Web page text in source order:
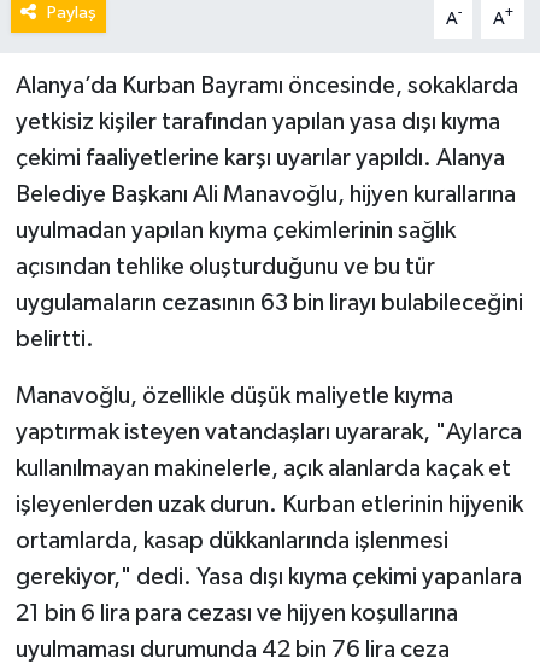
Paylaş A- A+
Alanya’da Kurban Bayramı öncesinde, sokaklarda
yetkisiz kişiler tarafından yapılan yasa dışı kıyma
çekimi faaliyetlerine karşı uyarılar yapıldı. Alanya
Belediye Başkanı Ali Manavoğlu, hijyen kurallarına
uyulmadan yapılan kıyma çekimlerinin sağlık
açısından tehlike oluşturduğunu ve bu tür
uygulamaların cezasının 63 bin lirayı bulabileceğini
belirtti.
Manavoğlu, özellikle düşük maliyetle kıyma
yaptırmak isteyen vatandaşları uyararak, "Aylarca
kullanılmayan makinelerle, açık alanlarda kaçak et
işleyenlerden uzak durun. Kurban etlerinin hijyenik
ortamlarda, kasap dükkanlarında işlenmesi
gerekiyor," dedi. Yasa dışı kıyma çekimi yapanlara
21 bin 6 lira para cezası ve hijyen koşullarına
uyulmaması durumunda 42 bin 76 lira ceza